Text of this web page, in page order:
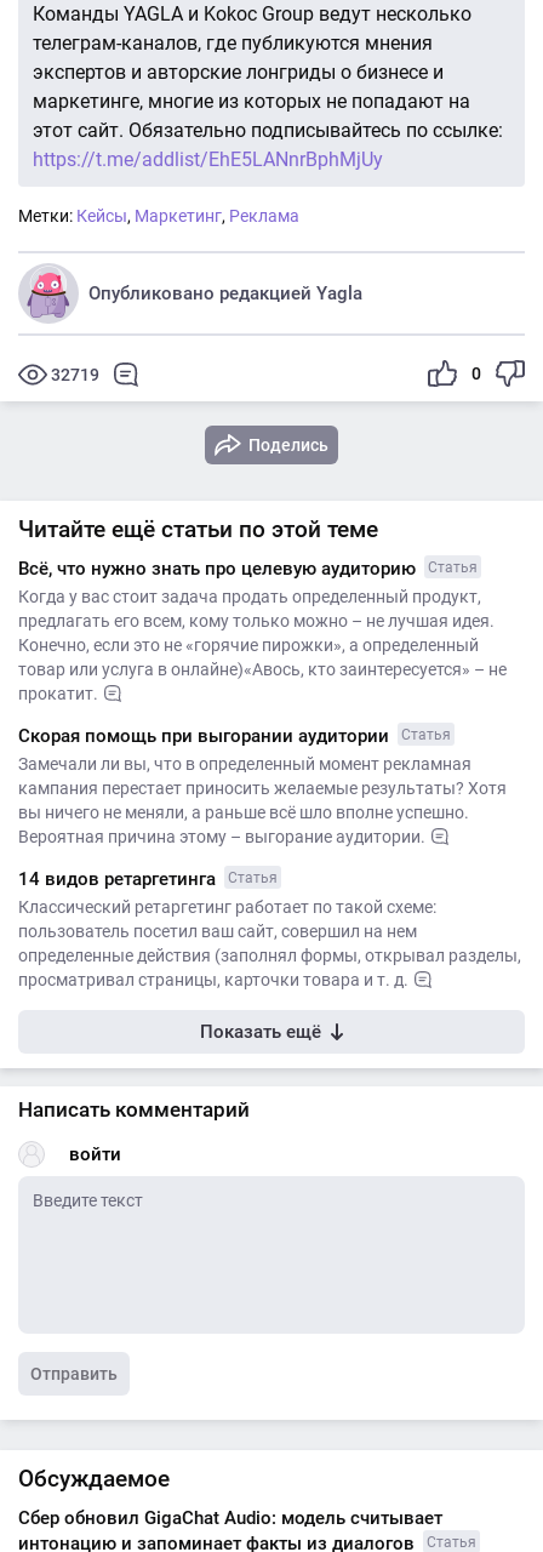
Команды YAGLA и Kokoc Group ведут несколько
телеграм-каналов, где публикуются мнения
экспертов и авторские лонгриды о бизнесе и
маркетинге, многие из которых не попадают на
этот сайт. Обязательно подписывайтесь по ссылке:
https://t.me/addlist/EhE5LANnrBphMjUy
Метки: Кейсы, Маркетинг, Реклама
Опубликовано редакцией Yagla
32719 0
Поделись
Читайте ещё статьи по этой теме
Всё, что нужно знать про целевую аудиторию Статья
Когда у вас стоит задача продать определенный продукт,
предлагать его всем, кому только можно – не лучшая идея.
Конечно, если это не «горячие пирожки», а определенный
товар или услуга в онлайне)«Авось, кто заинтересуется» – не
прокатит.
Скорая помощь при выгорании аудитории Статья
Замечали ли вы, что в определенный момент рекламная
кампания перестает приносить желаемые результаты? Хотя
вы ничего не меняли, а раньше всё шло вполне успешно.
Вероятная причина этому – выгорание аудитории.
14 видов ретаргетинга Статья
Классический ретаргетинг работает по такой схеме:
пользователь посетил ваш сайт, совершил на нем
определенные действия (заполнял формы, открывал разделы,
просматривал страницы, карточки товара и т. д.
Показать ещё
Написать комментарий
войти
Отправить
Обсуждаемое
Сбер обновил GigaChat Audio: модель считывает
интонацию и запоминает факты из диалогов
Статья